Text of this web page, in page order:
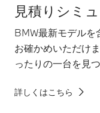
見積りシミ
BMW最新モデルを
お確かめいただけ
ったりの一台を見
詳しくはこちら